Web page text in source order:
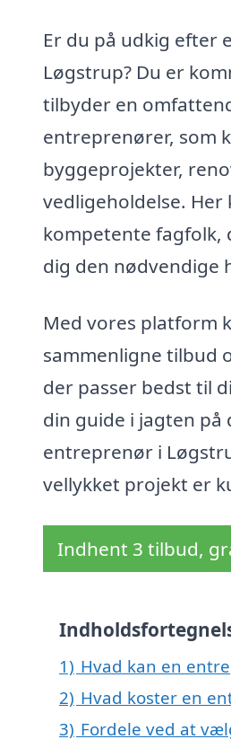
Er du på udkig efter
Løgstrup? Du er
tilbyder en
entreprenører, som
byggeprojekter,
vedligeholdelse.
kompetente fagfolk,
dig den nødvendige
Med vores platform
sammenligne tilbud
der passer bedst til
din guide i jagten på
entreprenør i
vellykket projekt er
Indhent 3 tilbud,
1) Hvad kan en
2) Hvad koster en
3) Fordele ved at